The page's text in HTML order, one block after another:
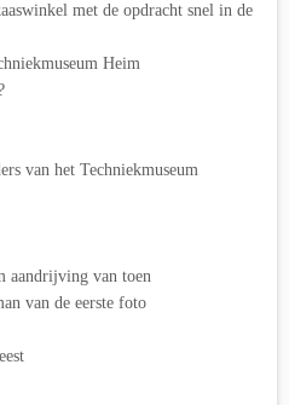
met de opdracht snel in de
Heim
van het Techniekmuseum
aandrijving van toen
van de eerste foto